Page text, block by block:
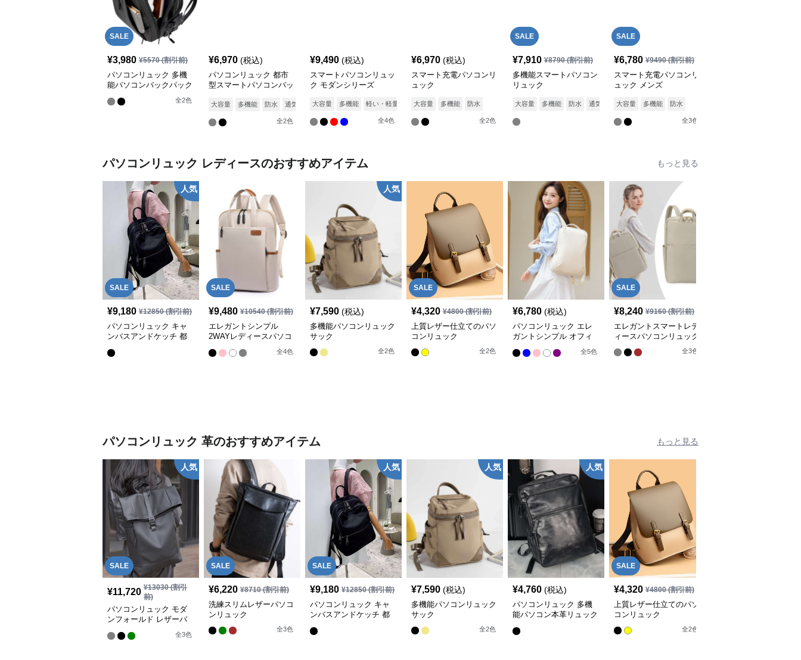
SALE
¥3,980 ¥5570(割引前)
パソコンリュック 多機
能パソコンバックパック
全2色
¥6,970 (税込)
パソコンリュック 都市
型スマートパソコンバッ
大容量 多機能 防水 通気性
全2色
¥9,490 (税込)
スマートパソコンリュッ
ク モダンシリーズ
大容量 多機能 軽い・軽量 防水 通気性
全4色
¥6,970 (税込)
スマート充電パソコンリ
ュック
大容量 多機能 防水
全2色
SALE
¥7,910 ¥8790(割引前)
多機能スマートパソコン
リュック
大容量 多機能 防水 通気性
SALE
¥6,780 ¥9490(割引前)
スマート充電パソコンリ
ュック メンズ
大容量 多機能 防水
全3色
パソコンリュック レディースのおすすめアイテム もっと見る
SALE
人気
¥9,180 ¥12850(割引前)
パソコンリュック キャ
ンバスアンドケッチ 都
SALE
¥9,480 ¥10540(割引前)
エレガントシンプル
2WAYレディースパソコ
全4色
人気
¥7,590 (税込)
多機能パソコンリュック
サック
全2色
SALE
¥4,320 ¥4800(割引前)
上質レザー仕立てのパソ
コンリュック
全2色
¥6,780 (税込)
パソコンリュック エレ
ガントシンプル オフィ
全5色
SALE
¥8,240 ¥9160(割引前)
エレガントスマートレデ
ィースパソコンリュック
全3色
パソコンリュック 革のおすすめアイテム もっと見る
SALE
人気
¥11,720 ¥13030(割引
前)
パソコンリュック モダ
ンフォールド レザーバ
全3色
SALE
¥6,220 ¥8710(割引前)
洗練スリムレザーパソコ
ンリュック
全3色
SALE
人気
¥9,180 ¥12850(割引前)
パソコンリュック キャ
ンバスアンドケッチ 都
人気
¥7,590 (税込)
多機能パソコンリュック
サック
全2色
人気
¥4,760 (税込)
パソコンリュック 多機
能パソコン本革リュック
SALE
¥4,320 ¥4800(割引前)
上質レザー仕立てのパソ
コンリュック
全2色